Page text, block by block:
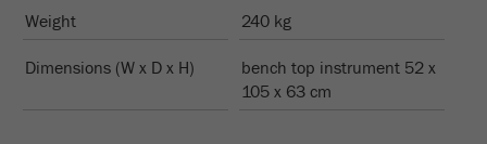
visitante. Contiene todos los recursos del
información transmitida a través de parámetros
de seguimiento de campaña. Esta cookie
Weight 240 kg
Dimensions (W x D x H)
bench top instrument 52 x
105 x 63 cm